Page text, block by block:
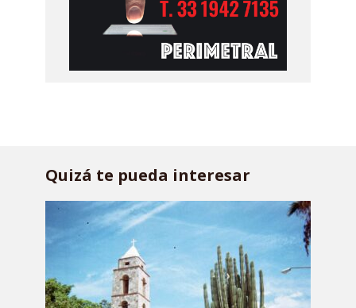
Quizá te pueda interesar